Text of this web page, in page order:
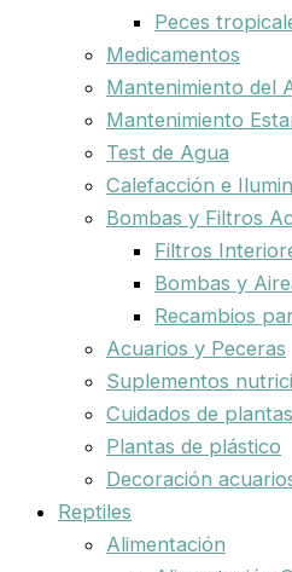
Peces
Medicamentos
Mantenimiento del
Mantenimiento
Test de Agua
Calefacción e
Bombas y Filtros
Filtros
Bombas y
Recambios
Acuarios y Peceras
Suplementos
Cuidados de plantas
Plantas de plástico
Decoración
Reptiles
Alimentación